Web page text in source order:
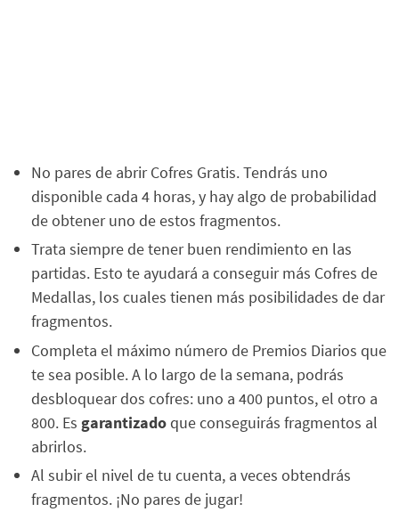
No pares de abrir Cofres Gratis. Tendrás uno
disponible cada 4 horas, y hay algo de probabilidad
de obtener uno de estos fragmentos.
Trata siempre de tener buen rendimiento en las
partidas. Esto te ayudará a conseguir más Cofres de
Medallas, los cuales tienen más posibilidades de dar
fragmentos.
Completa el máximo número de Premios Diarios que
te sea posible. A lo largo de la semana, podrás
desbloquear dos cofres: uno a 400 puntos, el otro a
800. Es garantizadoque conseguirás fragmentos al
abrirlos.
Al subir el nivel de tu cuenta, a veces obtendrás
fragmentos. ¡No pares de jugar!